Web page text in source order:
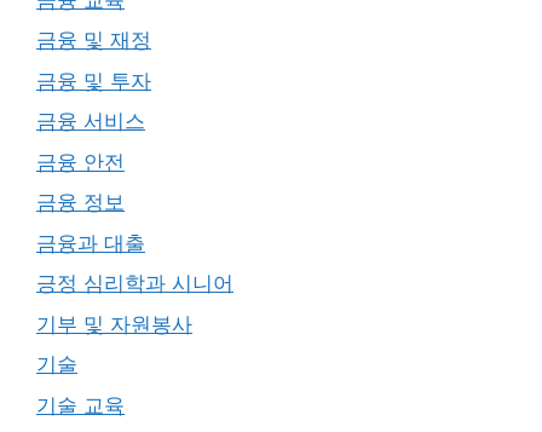
금융 및 재정
금융 및 투자
금융 서비스
금융 안전
금융 정보
금융과 대출
긍정 심리학과 시니어
기부 및 자원봉사
기술
기술 교육